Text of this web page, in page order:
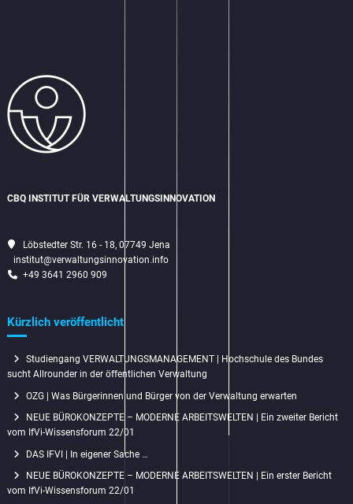
CBQ INSTITUT FÜR VERWALTUNGSINNOVATION
Löbstedter Str. 16 - 18, 07749 Jena
institut@verwaltungsinnovation.info
+49 3641 2960 909
Kürzlich veröffentlicht
Studiengang VERWALTUNGSMANAGEMENT | Hochschule des Bundes
sucht Allrounder in der öffentlichen Verwaltung
OZG | Was Bürgerinnen und Bürger von der Verwaltung erwarten
NEUE BÜROKONZEPTE – MODERNE ARBEITSWELTEN | Ein zweiter Bericht
vom IfVi-Wissensforum 22/01
DAS IFVI | In eigener Sache …
NEUE BÜROKONZEPTE – MODERNE ARBEITSWELTEN | Ein erster Bericht
vom IfVi-Wissensforum 22/01